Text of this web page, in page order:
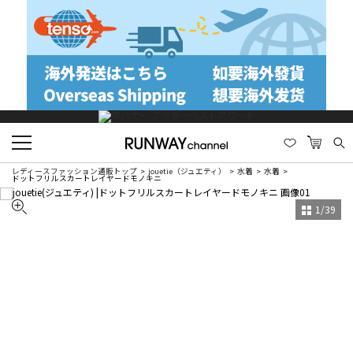
レディースファッション通販トップ jouetie（ジュエティ） 水着 水着
ドットフリルスカートレイヤードモノキニ
1 /39